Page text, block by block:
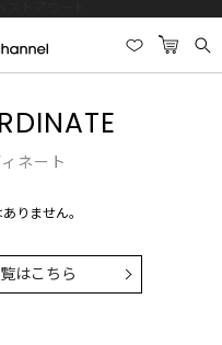
ネート
りません。
はこちら